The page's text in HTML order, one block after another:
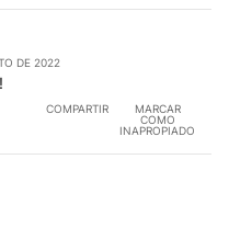
DE 2022
COMPARTIR
MARCAR
COMO
INAPROPIADO